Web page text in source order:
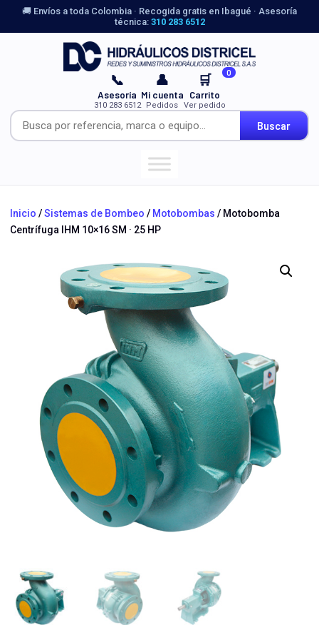
🚚 Envíos a toda Colombia · Recogida gratis en Ibagué · Asesoría
técnica: 310 283 6512
Buscar
📞
Asesoría
310 283 6512
👤
Mi cuenta
Pedidos
🛒 0
Carrito
Ver pedido
Inicio /Sistemas de Bombeo / Motobombas / Motobomba
Centrífuga IHM 10×16 SM · 25 HP